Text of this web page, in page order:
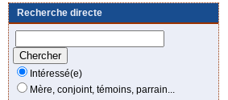
Recherche directe
Intéressé(e)
Mère, conjoint, témoins, parrain...